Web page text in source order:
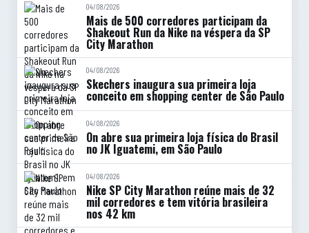
04/08/2026
Mais de 500 corredores participam da
Shakeout Run da Nike na véspera da SP
City Marathon
04/08/2026
Skechers inaugura sua primeira loja
conceito em shopping center de São Paulo
04/08/2026
On abre sua primeira loja física do Brasil
no JK Iguatemi, em São Paulo
04/08/2026
Nike SP City Marathon reúne mais de 32
mil corredores e tem vitória brasileira
nos 42 km